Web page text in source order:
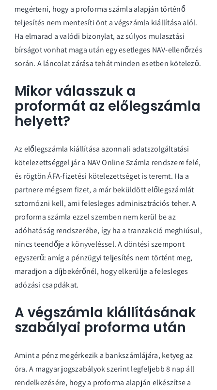
megérteni, hogy a proforma számla alapján történő
teljesítés nem mentesíti önt a végszámla kiállítása alól.
Ha elmarad a valódi bizonylat, az súlyos mulasztási
bírságot vonhat maga után egy esetleges NAV-ellenőrzés
során. A láncolat zárása tehát minden esetben kötelező.
Mikor válasszuk a
proformát az előlegszámla
helyett?
Az előlegszámla kiállítása azonnali adatszolgáltatási
kötelezettséggel jár a NAV Online Számla rendszere felé,
és rögtön ÁFA-fizetési kötelezettséget is teremt. Ha a
partnere mégsem fizet, a már beküldött előlegszámlát
sztornózni kell, ami felesleges adminisztrációs teher. A
proforma számla ezzel szemben nem kerül be az
adóhatóság rendszerébe, így ha a tranzakció meghiúsul,
nincs teendője a könyveléssel. A döntési szempont
egyszerű: amíg a pénzügyi teljesítés nem történt meg,
maradjon a díjbekérőnél, hogy elkerülje a felesleges
adózási csapdákat.
A végszámla kiállításának
szabályai proforma után
Amint a pénz megérkezik a bankszámlájára, ketyeg az
óra. A magyar jogszabályok szerint legfeljebb 8 nap áll
rendelkezésére, hogy a proforma alapján elkészítse a